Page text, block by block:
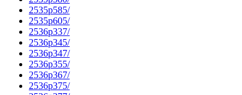
2535p585/
2535p605/
2536p337/
2536p345/
2536p347/
2536p355/
2536p367/
2536p375/